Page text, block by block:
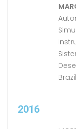
2016